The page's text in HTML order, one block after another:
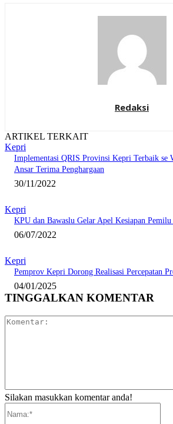
Redaksi
ARTIKEL TERKAIT
Kepri
Implementasi QRIS Provinsi Kepri Terbaik se
Ansar Terima Penghargaan
30/11/2022
Kepri
KPU dan Bawaslu Gelar Apel Kesiapan Pemilu
06/07/2022
Kepri
Pemprov Kepri Dorong Realisasi Percepatan
04/01/2025
TINGGALKAN KOMENTAR
Silakan masukkan komentar anda!